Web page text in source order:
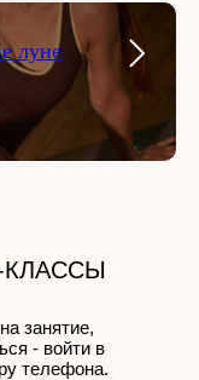
луне
КЛАССЫ
занятие,
- войти в
телефона.